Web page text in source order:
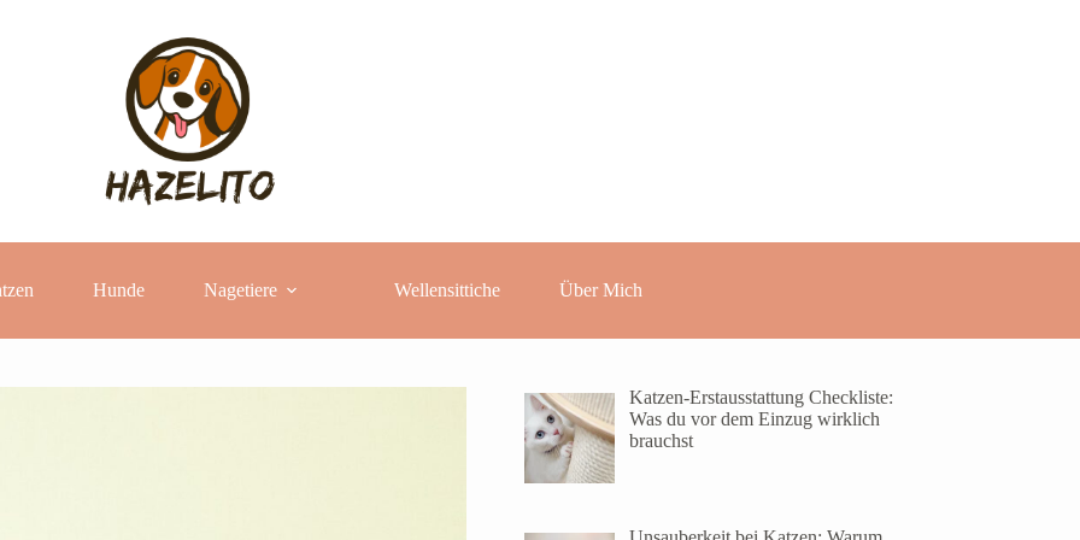
Hunde Nagetiere Wellensittiche Über Mich
Katzen-Erstausstattung Checkliste:
Was du vor dem Einzug wirklich
brauchst